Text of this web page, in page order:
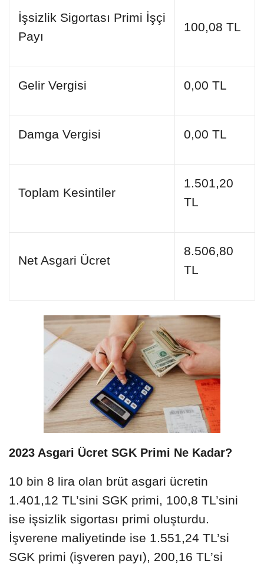
İşsizlik Sigortası Primi İşçi
Payı
100,08 TL
Gelir Vergisi 0,00 TL
Damga Vergisi 0,00 TL
Toplam Kesintiler
1.501,20
TL
Net Asgari Ücret
8.506,80
TL
2023 Asgari Ücret SGK Primi Ne Kadar?
10 bin 8 lira olan brüt asgari ücretin
1.401,12 TL’sini SGK primi, 100,8 TL’sini
ise işsizlik sigortası primi oluşturdu.
İşverene maliyetinde ise 1.551,24 TL’si
SGK primi (işveren payı), 200,16 TL’si